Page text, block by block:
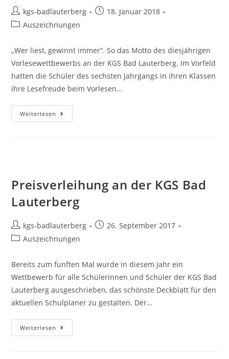
kgs-badlauterberg
18. Januar 2018
Auszeichnungen
„Wer liest, gewinnt immer“. So das Motto des diesjährigen
Vorlesewettbewerbs an der KGS Bad Lauterberg. Im Vorfeld
hatten die Schüler des sechsten Jahrgangs in ihren Klassen
ihre Lesefreude beim Vorlesen…
Weiterlesen
Preisverleihung an der KGS Bad
Lauterberg
kgs-badlauterberg
26. September 2017
Auszeichnungen
Bereits zum fünften Mal wurde in diesem Jahr ein
Wettbewerb für alle Schülerinnen und Schüler der KGS Bad
Lauterberg ausgeschrieben, das schönste Deckblatt für den
aktuellen Schulplaner zu gestalten. Der…
Weiterlesen